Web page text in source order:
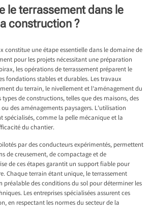
le terrassement dans le
construction ?
constitue une étape essentielle dans le domaine de
pour les projets nécessitant une préparation
les opérations de terrassement préparent le
fondations stables et durables. Les travaux
du terrain, le nivellement et l’aménagement du
de constructions, telles que des maisons, des
des aménagements paysagers. L’utilisation
spécialisés, comme la pelle mécanique et la
du chantier.
par des conducteurs expérimentés, permettent
de creusement, de compactage et de
de ces étapes garantit un support fiable pour
Chaque terrain étant unique, le terrassement
préalable des conditions du sol pour déterminer les
Les entreprises spécialisées assurent ces
en respectant les normes du secteur de la